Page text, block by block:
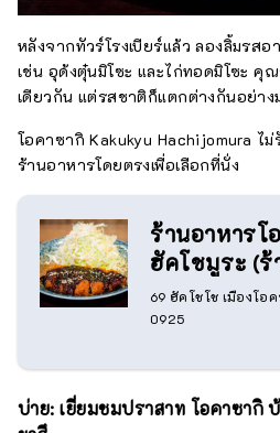
หลังจากทัวร์โรงเบียร์แล้ว ลองลิ้มรส
เช่น อุด้งตุ๋นมิโซะ และไก่ทอดมิโซะ คุ
เดียวกัน แต่รสชาติก็แตกต่างกันอย่าง
โอคาซากิ Kakukyu Hachijomura ไ
ร้านอาหารโดยตรงเพื่อเลือกที่นั่ง
ร้านอาหารโ
ฮัคโชมูระ (
บริหารจัดกา
โดยตรง)
69 ฮัคโชโช เมืองโอ
0925
บ่าย: เยี่ยมชมปราสาท โอคาซากิ